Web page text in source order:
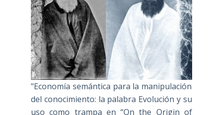
"Economía semántica para la manipulación
del conocimiento: la palabra Evolución y su
uso como trampa en “On the Origin of